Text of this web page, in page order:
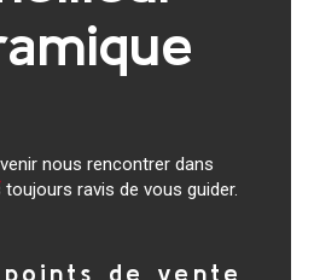
nous rencontrer dans
ravis de vous guider.
points de vente